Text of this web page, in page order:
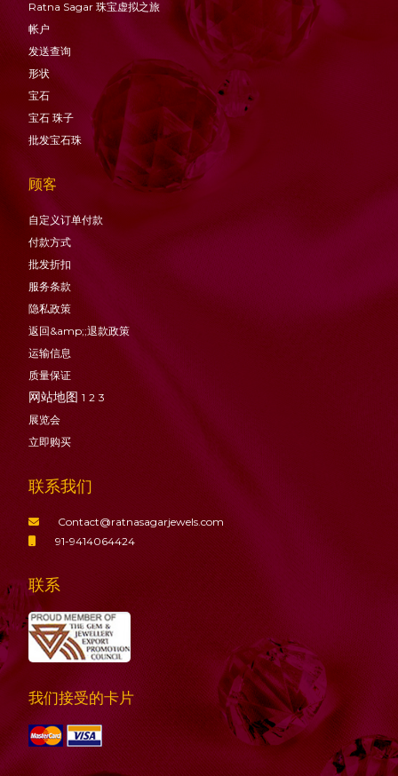
Ratna Sagar 珠宝虚拟之旅
帐户
发送查询
形状
宝石
宝石 珠子
批发宝石珠
顾客
自定义订单付款
付款方式
批发折扣
服务条款
隐私政策
返回&amp;;退款政策
运输信息
质量保证
网站地图 1 2 3
展览会
立即购买
联系我们
Contact@ratnasagarjewels.com
91-9414064424
联系
我们接受的卡片